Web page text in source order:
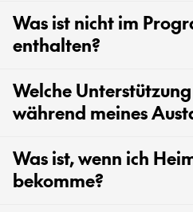
Was ist nicht im
enthalten?
Welche
während meines
Was ist, wenn ich
bekomme?